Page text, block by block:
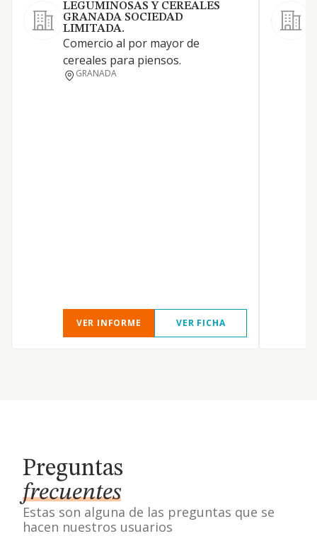
LEGUMINOSAS Y CEREALES
GRANADA SOCIEDAD
LIMITADA.
Comercio al por mayor de
cereales para piensos.
GRANADA
VER INFORME VER FICHA
Preguntas
frecuentes
Estas son alguna de las preguntas que se
hacen nuestros usuarios